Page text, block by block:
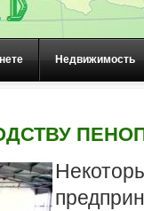
Недвижимость